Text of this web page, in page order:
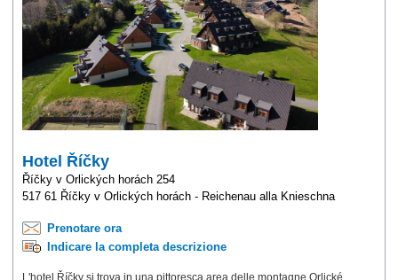
Hotel Říčky
Říčky v Orlických horách 254
517 61 Říčky v Orlických horách - Reichenau alla Knieschna
Prenotare ora
Indicare la completa descrizione
L'hotel Říčky si trova in una pittoresca area delle montagne Orlické,